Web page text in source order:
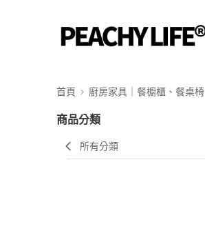
首頁 廚房家具｜餐櫥櫃、餐桌椅
商品分類
所有分類